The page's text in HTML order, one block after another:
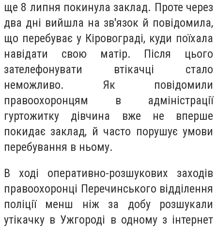
ще 8 липня покинула заклад. Проте через
два дні вийшла на зв'язок й повідомила,
що перебуває у Кіровограді, куди поїхала
навідати свою матір. Після цього
зателефонувати втікачці стало
неможливо. Як повідомили
правоохоронцям в адміністрації
гуртожитку дівчина вже не вперше
покидає заклад, й часто порушує умови
перебування в ньому.
В ході оперативно-розшукових заходів
правоохоронці Перечинського відділення
поліції менш ніж за добу розшукали
утікачку в Ужгороді в одному з інтернет